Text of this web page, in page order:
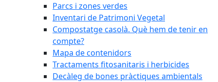
Parcs i zones verdes
Inventari de Patrimoni Vegetal
Compostatge casolà. Què hem de tenir en
compte?
Mapa de contenidors
Tractaments fitosanitaris i herbicides
Decàleg de bones pràctiques ambientals